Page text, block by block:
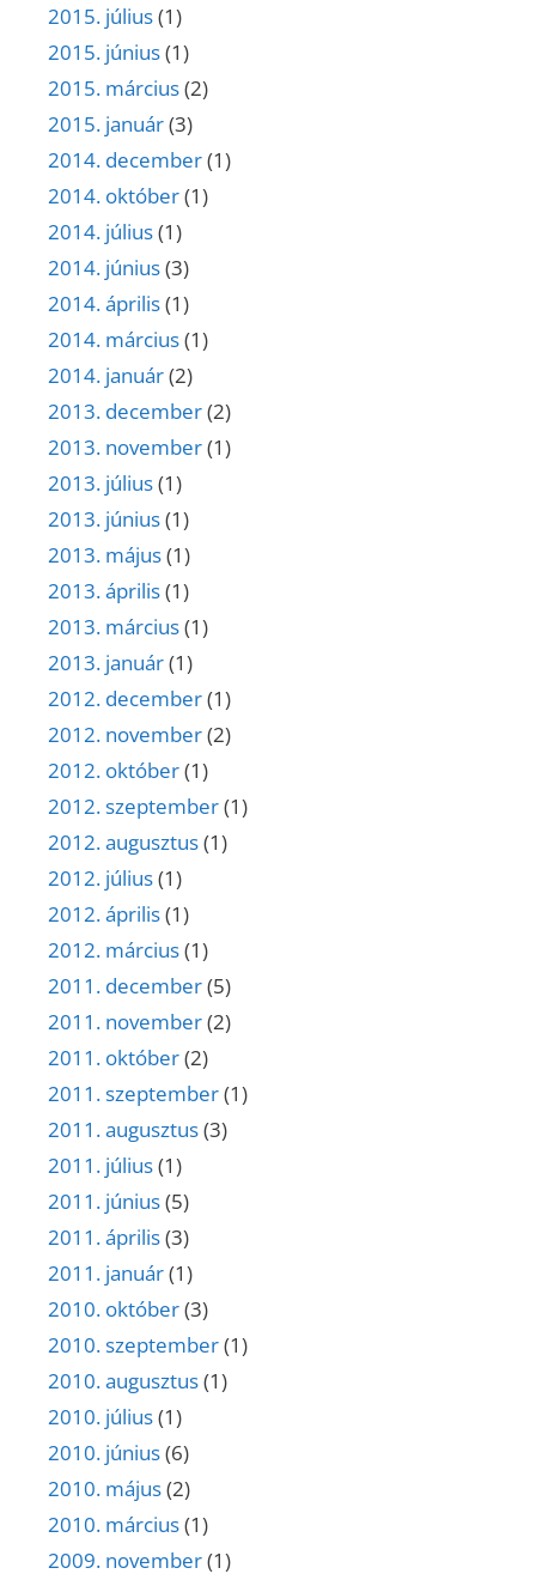
2015. július(1)
2015. június(1)
2015. március(2)
2015. január(3)
2014. december(1)
2014. október(1)
2014. július(1)
2014. június(3)
2014. április(1)
2014. március(1)
2014. január(2)
2013. december(2)
2013. november(1)
2013. július(1)
2013. június(1)
2013. május(1)
2013. április(1)
2013. március(1)
2013. január(1)
2012. december(1)
2012. november(2)
2012. október(1)
2012. szeptember(1)
2012. augusztus(1)
2012. július(1)
2012. április(1)
2012. március(1)
2011. december(5)
2011. november(2)
2011. október(2)
2011. szeptember(1)
2011. augusztus(3)
2011. július(1)
2011. június(5)
2011. április(3)
2011. január(1)
2010. október(3)
2010. szeptember(1)
2010. augusztus(1)
2010. július(1)
2010. június(6)
2010. május(2)
2010. március(1)
2009. november(1)